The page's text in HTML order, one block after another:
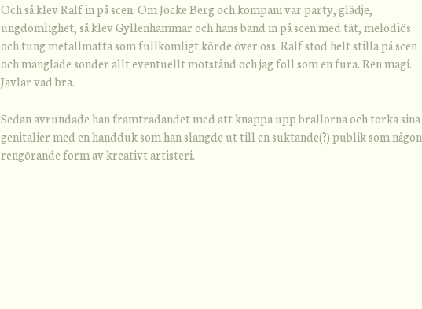
Och så klev Ralf in på scen. Om Jocke Berg och kompani var party, glädje,
ungdomlighet, så klev Gyllenhammar och hans band in på scen med tät, melodiös
och tung metallmatta som fullkomligt körde över oss. Ralf stod helt stilla på scen
och manglade sönder allt eventuellt motstånd och jag föll som en fura. Ren magi.
Jävlar vad bra.
Sedan avrundade han framträdandet med att knäppa upp brallorna och torka sina
genitalier med en handduk som han slängde ut till en suktande(?) publik som någon
rengörande form av kreativt artisteri.